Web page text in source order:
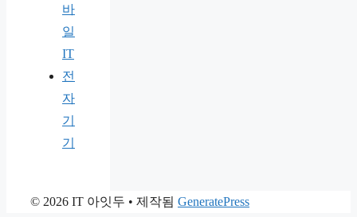
바
일
IT
전
자
기
기
© 2026 IT 아잇두 • 제작됨 GeneratePress